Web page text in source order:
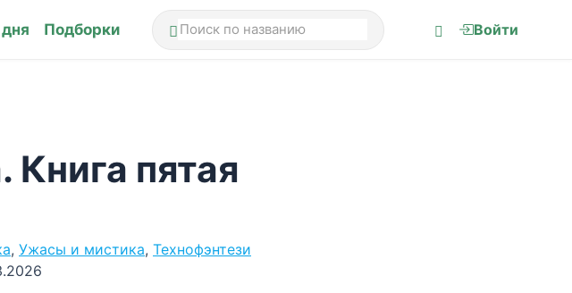
Подборки Войти
пятая
, Ужасы и мистика, Технофэнтези